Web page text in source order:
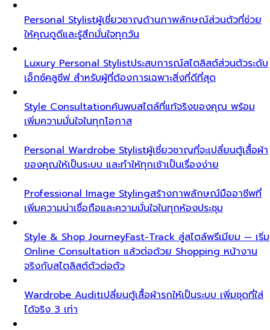
Personal Stylistผู้เชี่ยวชาญด้านภาพลักษณ์ส่วนตัวที่ช่วย
ให้คุณดูดีและรู้สึกมั่นใจทุกวัน
Luxury Personal Stylistประสบการณ์สไตลิสต์ส่วนตัวระดับ
เอ็กซ์คลูซีฟ สำหรับผู้ที่ต้องการเฉพาะสิ่งที่ดีที่สุด
Style Consultationค้นพบสไตล์ที่แท้จริงของคุณ พร้อม
เพิ่มความมั่นใจในทุกโอกาส
Personal Wardrobe Stylistผู้เชี่ยวชาญที่จะเปลี่ยนตู้เสื้อผ้า
ของคุณให้เป็นระบบ และทำให้ทุกเช้าเป็นเรื่องง่าย
Professional Image Stylingสร้างภาพลักษณ์มืออาชีพที่
เพิ่มความน่าเชื่อถือและความมั่นใจในทุกห้องประชุม
Style & Shop JourneyFast-Track สู่สไตล์พรีเมียม — เริ่ม
Online Consultation แล้วต่อด้วย Shopping หน้างาน
จริงกับสไตลิสต์ตัวต่อตัว
Wardrobe Auditเปลี่ยนตู้เสื้อผ้ารกให้เป็นระบบ เพิ่มชุดที่ใส่
ได้จริง 3 เท่า